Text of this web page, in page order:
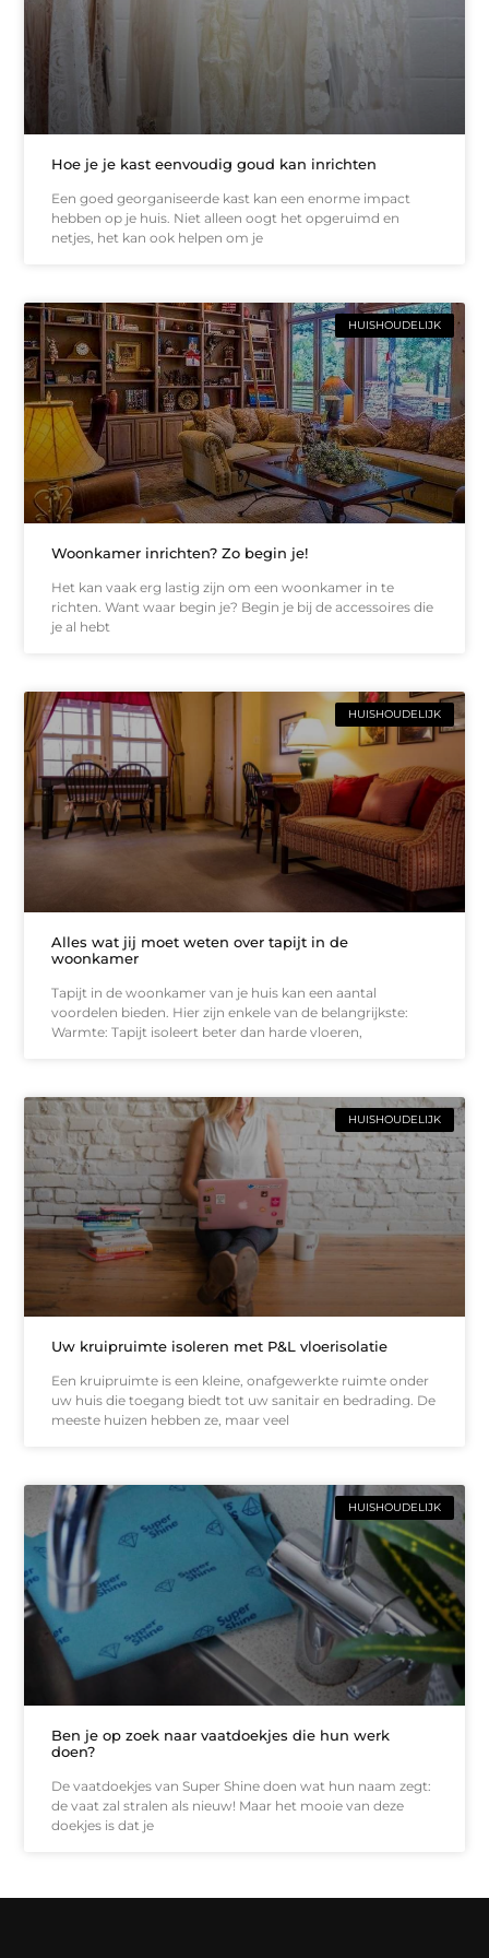
Hoe je je kast eenvoudig goud kan inrichten
Een goed georganiseerde kast kan een enorme impact
hebben op je huis. Niet alleen oogt het opgeruimd en
netjes, het kan ook helpen om je
HUISHOUDELIJK
Woonkamer inrichten? Zo begin je!
Het kan vaak erg lastig zijn om een woonkamer in te
richten. Want waar begin je? Begin je bij de accessoires die
je al hebt
HUISHOUDELIJK
Alles wat jij moet weten over tapijt in de
woonkamer
Tapijt in de woonkamer van je huis kan een aantal
voordelen bieden. Hier zijn enkele van de belangrijkste:
Warmte: Tapijt isoleert beter dan harde vloeren,
HUISHOUDELIJK
Uw kruipruimte isoleren met P&L vloerisolatie
Een kruipruimte is een kleine, onafgewerkte ruimte onder
uw huis die toegang biedt tot uw sanitair en bedrading. De
meeste huizen hebben ze, maar veel
HUISHOUDELIJK
Ben je op zoek naar vaatdoekjes die hun werk
doen?
De vaatdoekjes van Super Shine doen wat hun naam zegt:
de vaat zal stralen als nieuw! Maar het mooie van deze
doekjes is dat je